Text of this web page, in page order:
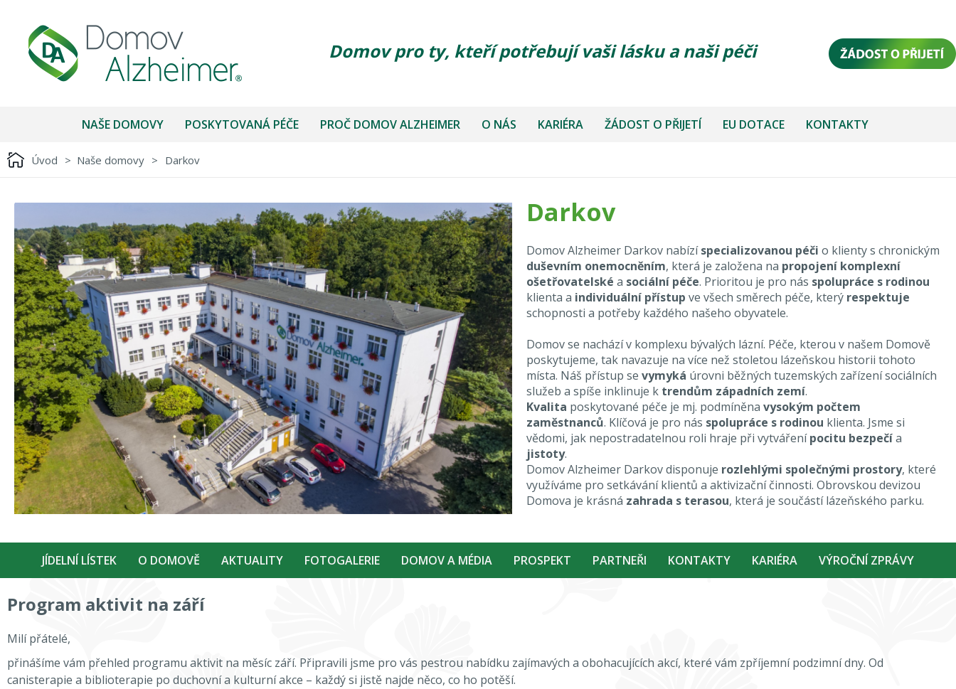
Domov pro ty, kteří potřebují vaši lásku a naši péči
NAŠE DOMOVY POSKYTOVANÁ PÉČE PROČ DOMOV ALZHEIMER O NÁS KARIÉRA ŽÁDOST O PŘIJETÍ EU DOTACE KONTAKTY
Úvod > Naše domovy > Darkov
Darkov
Domov Alzheimer Darkov nabízíspecializovanou péči o klienty s chronickým
duševním onemocněním, která je založena na propojení komplexní
ošetřovatelské a sociální péče. Prioritou je pro nás spolupráce s rodinou
klienta a individuální přístup ve všech směrech péče, který respektuje
schopnosti a potřeby každého našeho obyvatele.
Domov se nachází v komplexu bývalých lázní. Péče, kterou v našem Domově
poskytujeme, tak navazuje na více než stoletou lázeňskou historii tohoto
místa. Náš přístup se vymyká úrovni běžných tuzemských zařízení sociálních
služeb a spíše inklinuje k trendům západních zemí.
Kvalita poskytované péče je mj. podmíněnavysokým počtem
zaměstnanců. Klíčová je pro nás spolupráce s rodinou klienta. Jsme si
vědomi, jak nepostradatelnou roli hraje při vytvářenípocitu bezpečía
jistoty.
Domov Alzheimer Darkov disponuje rozlehlými společnými prostory, které
využíváme pro setkávání klientů a aktivizační činnosti. Obrovskou devizou
Domova je krásná zahrada s terasou, která je součástí lázeňského parku.
JÍDELNÍ LÍSTEK O DOMOVĚ AKTUALITY FOTOGALERIE DOMOV A MÉDIA PROSPEKT PARTNEŘI KONTAKTY KARIÉRA VÝROČNÍ ZPRÁVY
Program aktivit na září
Milí přátelé,
přinášíme vám přehled programu aktivit na měsíc září. Připravili jsme pro vás pestrou nabídku zajímavých a obohacujících akcí, které vám zpříjemní podzimní dny. Od
canisterapie a biblioterapie po duchovní a kulturní akce – každý si jistě najde něco, co ho potěší.